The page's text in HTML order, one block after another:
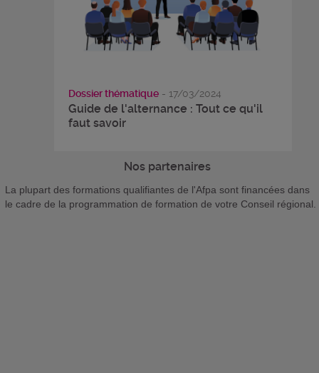
Dossier thématique- 17/03/2024
Guide de l'alternance : Tout ce qu'il
faut savoir
Nos partenaires
La plupart des formations qualifiantes de l'Afpa sont financées dans
le cadre de la programmation de formation de votre Conseil régional.